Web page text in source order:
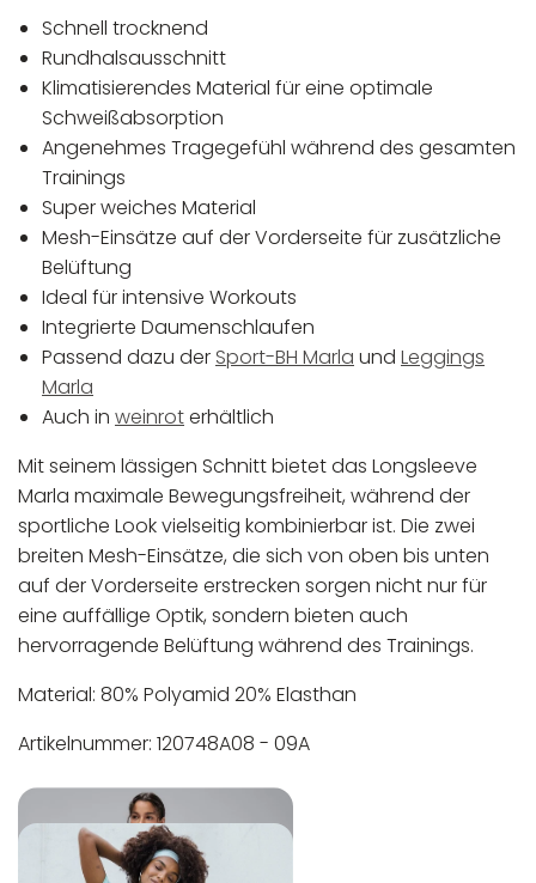
Schnell trocknend
Rundhalsausschnitt
Klimatisierendes Material für eine optimale
Schweißabsorption
Angenehmes Tragegefühl während des gesamten
Trainings
Super weiches Material
Mesh-Einsätze auf der Vorderseite für zusätzliche
Belüftung
Ideal für intensive Workouts
Integrierte Daumenschlaufen
Passend dazu der Sport-BH Marla und Leggings
Marla
Auch in weinroterhältlich
Mit seinem lässigen Schnitt bietet das Longsleeve
Marla maximale Bewegungsfreiheit, während der
sportliche Look vielseitig kombinierbar ist. Die zwei
breiten Mesh-Einsätze, die sich von oben bis unten
auf der Vorderseite erstrecken sorgen nicht nur für
eine auffällige Optik, sondern bieten auch
hervorragende Belüftung während des Trainings.
Material: 80% Polyamid 20% Elasthan
Artikelnummer: 120748A08 - 09A
Maschinenwäsche bis 30°C
Nicht bleichen
Nicht bügeln
Nicht trocknergeeignet
In der EU niedergelassener verantwortlicher
Wirtschaftsakteur: